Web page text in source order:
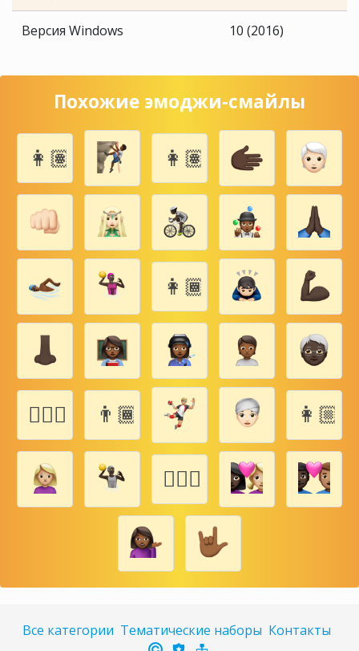
Версия Windows 10 (2016)
Похожие эмоджи-смайлы
👩🏽‍👨🏽‍👶🏽 👩🏽‍👨🏽‍👶🏽‍👦🏽
👩🏾‍👩🏾‍👦🏾‍👦🏾
👨‍❤️‍👩🏽 👨🏾‍👨🏾‍👶🏾‍👶🏾
👩‍❤️‍👨🏿
Все категории Тематические наборы Контакты